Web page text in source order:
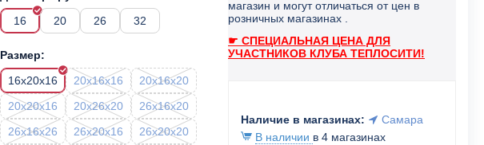
16
20 26 32
Размер:
16x20x16
20x16x16
20x16x20
20x20x16
20x26x20
26x16x20
26x16x26
26x20x16
26x20x20
магазин и могут отличаться от цен в
розничных магазинах .
☛ СПЕЦИАЛЬНАЯ ЦЕНА ДЛЯ
УЧАСТНИКОВ КЛУБА ТЕПЛОСИТИ!
Наличие в магазинах:
Самара
В наличии в 4 магазинах